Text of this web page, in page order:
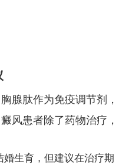
腺肽作为免疫调节剂，
风患者除了药物治疗，
生育，但建议在治疗期